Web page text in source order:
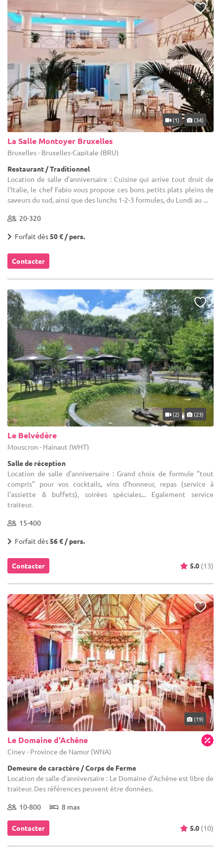
(1) (34)
La Salle Montoyer Bruxelles
Bruxelles - Bruxelles-Capitale (BRU)
Restaurant / Traditionnel
Location de salle d'anniversaire : Cuisine qui arrive tout droit de
l'Italie, le chef Fabio vous propose ces bons petits plats pleins de
saveurs du sud, ainsi que des lunchs 1-2-3 formules, du Lundi au ...
20-320
Forfait dès50 € / pers.
Contacter
(2) (23)
Le Belvédère
Mouscron - Hainaut (WHT)
Salle de réception
Location de salle d'anniversaire : Grand choix de formule "tout
compris" pour vos cocktails, vins d'honneur, repas (service à
l'assiette & buffets), soirées spéciales... Egalement service
traiteur.
15-400
Forfait dès56 € / pers.
Contacter 5.0 (13)
(19)
Le Domaine d'Achêne
Ciney - Province de Namur (WNA)
Demeure de caractère / Corps de Ferme
Location de salle d'anniversaire : Le Domaine d’Achêne est libre de
traiteur. Des références peuvent être données.
10-800 8 max
Contacter 5.0 (10)